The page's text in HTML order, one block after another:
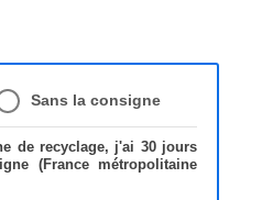
Sans la consigne
de recyclage, j'ai 30 jours
(France métropolitaine